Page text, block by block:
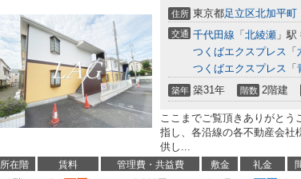
住所 東京都足立区北加平町
交通 千代田線 「 北綾瀬 」
つくばエクスプレス 「
つくばエクスプレス 「
築年 築31年 階数 2階建
ここまでご覧頂きありがとう
指し、各沿線の各不動産会社
供し...
所在階 賃料 管理費・共益費 敷金 礼金